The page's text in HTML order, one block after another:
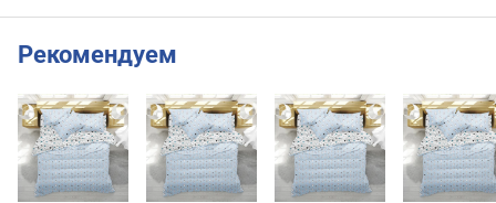
Рекомендуем